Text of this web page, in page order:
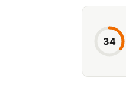
34